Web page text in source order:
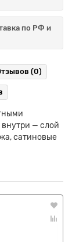
по РФ и
(0)
— слой
сатиновые